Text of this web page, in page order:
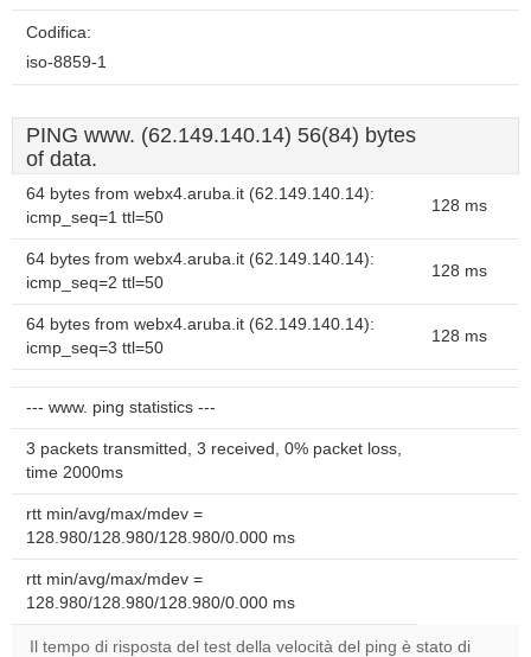
Codifica:
iso-8859-1
PING www. (62.149.140.14) 56(84) bytes
of data.
64 bytes from webx4.aruba.it (62.149.140.14):
icmp_seq=1 ttl=50
128 ms
64 bytes from webx4.aruba.it (62.149.140.14):
icmp_seq=2 ttl=50
128 ms
64 bytes from webx4.aruba.it (62.149.140.14):
icmp_seq=3 ttl=50
128 ms
--- www. ping statistics ---
3 packets transmitted, 3 received, 0% packet loss,
time 2000ms
rtt min/avg/max/mdev =
128.980/128.980/128.980/0.000 ms
rtt min/avg/max/mdev =
128.980/128.980/128.980/0.000 ms
Il tempo di risposta del test della velocità del ping è stato di